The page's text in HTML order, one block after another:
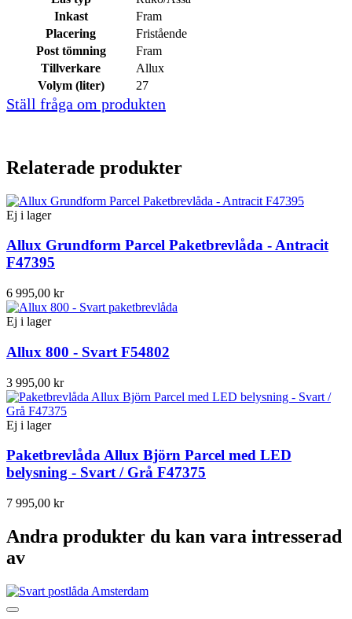
Inkast
Fram
Placering
Fristående
Post tömning
Fram
Tillverkare
Allux
Volym (liter)
27
Ställ fråga om produkten
Relaterade produkter
Ej i lager
Allux Grundform Parcel Paketbrevlåda - Antracit
F47395
6 995,00 kr
Ej i lager
Allux 800 - Svart F54802
3 995,00 kr
Ej i lager
Paketbrevlåda Allux Björn Parcel med LED
belysning - Svart / Grå F47375
7 995,00 kr
Andra produkter du kan vara intresserad
av